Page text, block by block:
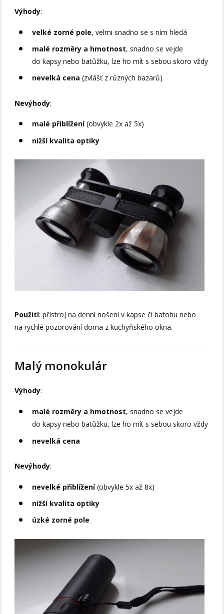
Výhody:
velké zorné pole, velmi snadno se s ním hledá
malé rozměry a hmotnost, snadno se vejde
do kapsy nebo batůžku, lze ho mít s sebou skoro vždy
nevelká cena (zvlášť z různých bazarů)
Nevýhody:
malé přiblížení(obvykle 2x až 5x)
nižší kvalita optiky
Použití: přístroj na denní nošení v kapse či batohu nebo
na rychlé pozorování doma z kuchyňského okna.
Malý monokulár
Výhody:
malé rozměry a hmotnost, snadno se vejde
do kapsy nebo batůžku, lze ho mít s sebou skoro vždy
nevelká cena
Nevýhody:
nevelké přiblížení(obvykle 5x až 8x)
nižší kvalita optiky
úzké zorné pole